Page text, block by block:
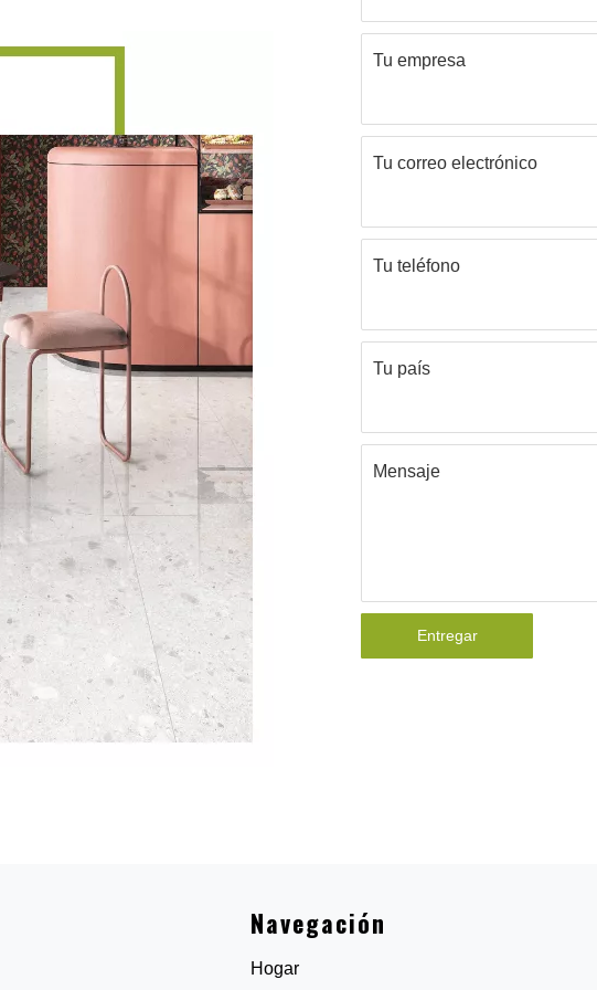
Tu empresa
Tu correo electrónico
Tu teléfono
Tu país
Mensaje
Entregar
Navegación
Hogar